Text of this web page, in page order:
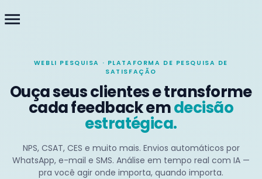
menu
WEBLI PESQUISA · PLATAFORMA DE PESQUISA DE
SATISFAÇÃO
Ouça seus clientes e transforme
cada feedback emdecisão
estratégica.
NPS, CSAT, CES e muito mais. Envios automáticos por
WhatsApp, e-mail e SMS. Análise em tempo real com IA —
pra você agir onde importa, quando importa.